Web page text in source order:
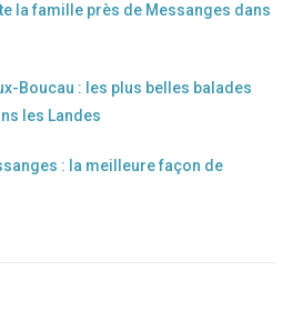
la famille près de Messanges dans
Boucau : les plus belles balades
les Landes
: la meilleure façon de